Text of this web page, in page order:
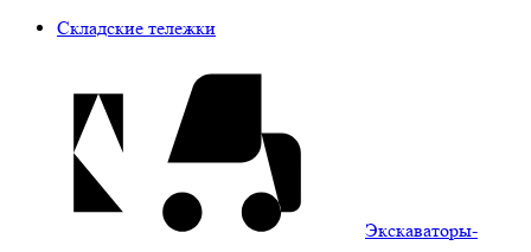
Складские тележки
Экскаваторы-